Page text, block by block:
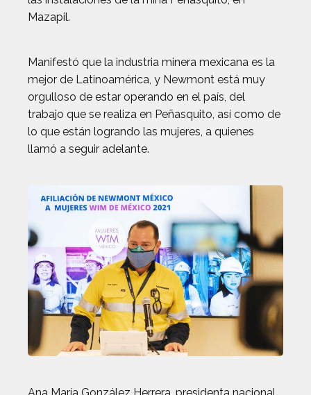
Mazapil.
Manifestó que la industria minera mexicana es la
mejor de Latinoamérica, y Newmont está muy
orgulloso de estar operando en el país, del
trabajo que se realiza en Peñasquito, así como de
lo que están logrando las mujeres, a quienes
llamó a seguir adelante.
Ana María González Herrera, presidenta nacional